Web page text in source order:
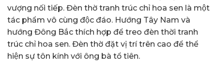
vượng nối tiếp. Đèn thờ tranh trúc chỉ hoa sen là một
tác phẩm vô cùng độc đáo. Hướng Tây Nam và
hướng Đông Bắc thích hợp để treo đèn thời tranh
trúc chỉ hoa sen. Đèn thờ đặt vị trí trên cao để thể
hiện sự tôn kính với ông bà tổ tiên.